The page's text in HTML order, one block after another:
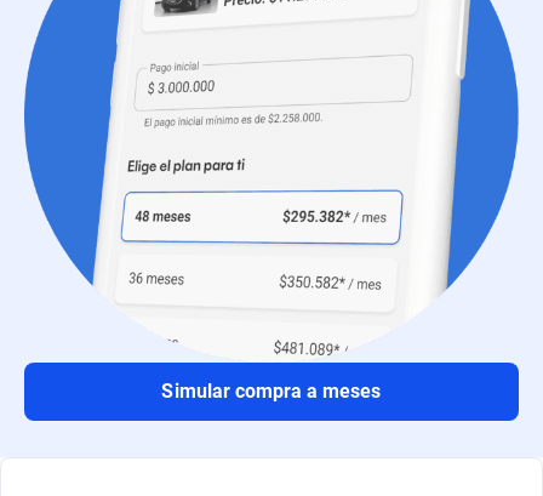
Simular compra a meses